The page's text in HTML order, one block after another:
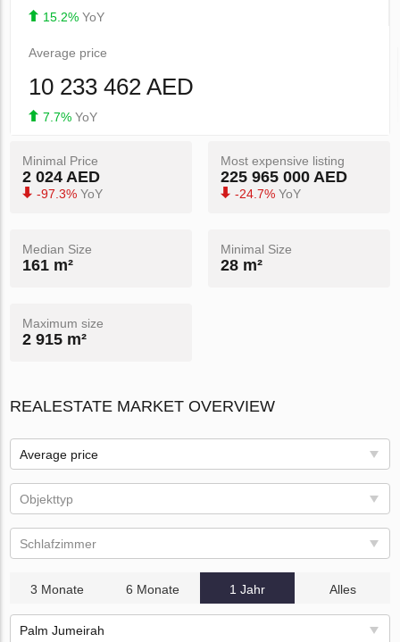
15.2% YoY
Average price
10 233 462 AED
7.7% YoY
Minimal Price
2 024 AED
-97.3% YoY
Most expensive listing
225 965 000 AED
-24.7% YoY
Median Size
161 m²
Minimal Size
28 m²
Maximum size
2 915 m²
REALESTATE MARKET OVERVIEW
Average price
Objekttyp
Schlafzimmer
3 Monate 6 Monate 1 Jahr Alles
Palm Jumeirah